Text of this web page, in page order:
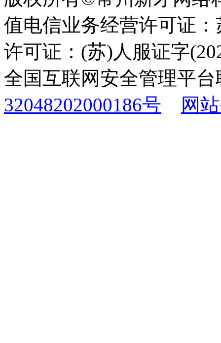
值电信业务经营许可证
许可证：(苏)人服证字
全国互联网安全管理平
32048202000186号
网